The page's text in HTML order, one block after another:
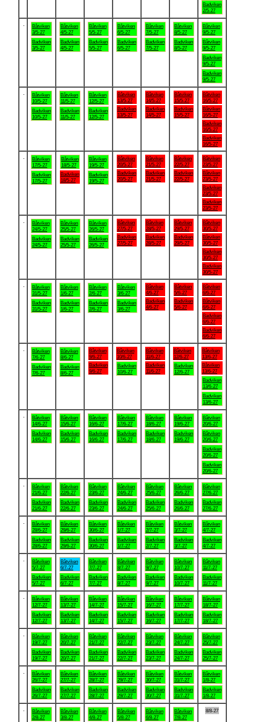
Badviken
2/5-27
Båtviken
3/5-27
Badviken
3/5-27
Båtviken
4/5-27
Badviken
4/5-27
Båtviken
5/5-27
Badviken
5/5-27
Båtviken
6/5-27
Badviken
6/5-27
Båtviken
7/5-27
Badviken
7/5-27
Båtviken
8/5-27
Badviken
8/5-27
Båtviken
9/5-27
Båtviken
9/5-27
Badviken
9/5-27
Badviken
9/5-27
Båtviken
10/5-27
Badviken
10/5-27
Båtviken
11/5-27
Badviken
11/5-27
Båtviken
12/5-27
Badviken
12/5-27
Båtviken
13/5-27
Badviken
13/5-27
Båtviken
14/5-27
Badviken
14/5-27
Båtviken
15/5-27
Badviken
15/5-27
Båtviken
16/5-27
Båtviken
16/5-27
Badviken
16/5-27
Badviken
16/5-27
Båtviken
17/5-27
Badviken
17/5-27
Båtviken
18/5-27
Badviken
18/5-27
Båtviken
19/5-27
Badviken
19/5-27
Båtviken
20/5-27
Badviken
20/5-27
Båtviken
21/5-27
Badviken
21/5-27
Båtviken
22/5-27
Badviken
22/5-27
Båtviken
23/5-27
Båtviken
23/5-27
Badviken
23/5-27
Badviken
23/5-27
Båtviken
24/5-27
Badviken
24/5-27
Båtviken
25/5-27
Badviken
25/5-27
Båtviken
26/5-27
Badviken
26/5-27
Båtviken
27/5-27
Badviken
27/5-27
Båtviken
28/5-27
Badviken
28/5-27
Båtviken
29/5-27
Badviken
29/5-27
Båtviken
30/5-27
Båtviken
30/5-27
Badviken
30/5-27
Badviken
30/5-27
Båtviken
31/5-27
Badviken
31/5-27
Båtviken
1/6-27
Badviken
1/6-27
Båtviken
2/6-27
Badviken
2/6-27
Båtviken
3/6-27
Badviken
3/6-27
Båtviken
4/6-27
Badviken
4/6-27
Båtviken
5/6-27
Badviken
5/6-27
Båtviken
6/6-27
Båtviken
6/6-27
Badviken
6/6-27
Badviken
6/6-27
Båtviken
7/6-27
Badviken
7/6-27
Båtviken
8/6-27
Badviken
8/6-27
Båtviken
9/6-27
Badviken
9/6-27
Båtviken
10/6-27
Badviken
10/6-27
Båtviken
11/6-27
Badviken
11/6-27
Båtviken
12/6-27
Badviken
12/6-27
Båtviken
13/6-27
Båtviken
13/6-27
Badviken
13/6-27
Badviken
13/6-27
Båtviken
14/6-27
Badviken
14/6-27
Båtviken
15/6-27
Badviken
15/6-27
Båtviken
16/6-27
Badviken
16/6-27
Båtviken
17/6-27
Badviken
17/6-27
Båtviken
18/6-27
Badviken
18/6-27
Båtviken
19/6-27
Badviken
19/6-27
Båtviken
20/6-27
Båtviken
20/6-27
Badviken
20/6-27
Badviken
20/6-27
Båtviken
21/6-27
Badviken
21/6-27
Båtviken
22/6-27
Badviken
22/6-27
Båtviken
23/6-27
Badviken
23/6-27
Båtviken
24/6-27
Badviken
24/6-27
Båtviken
25/6-27
Badviken
25/6-27
Båtviken
26/6-27
Badviken
26/6-27
Båtviken
27/6-27
Badviken
27/6-27
Båtviken
28/6-27
Badviken
28/6-27
Båtviken
29/6-27
Badviken
29/6-27
Båtviken
30/6-27
Badviken
30/6-27
Båtviken
1/7-27
Badviken
1/7-27
Båtviken
2/7-27
Badviken
2/7-27
Båtviken
3/7-27
Badviken
3/7-27
Båtviken
4/7-27
Badviken
4/7-27
Båtviken
5/7-27
Badviken
5/7-27
Båtviken
6/7-27
Badviken
6/7-27
Båtviken
7/7-27
Badviken
7/7-27
Båtviken
8/7-27
Badviken
8/7-27
Båtviken
9/7-27
Badviken
9/7-27
Båtviken
10/7-27
Badviken
10/7-27
Båtviken
11/7-27
Badviken
11/7-27
Båtviken
12/7-27
Badviken
12/7-27
Båtviken
13/7-27
Badviken
13/7-27
Båtviken
14/7-27
Badviken
14/7-27
Båtviken
15/7-27
Badviken
15/7-27
Båtviken
16/7-27
Badviken
16/7-27
Båtviken
17/7-27
Badviken
17/7-27
Båtviken
18/7-27
Badviken
18/7-27
Båtviken
19/7-27
Badviken
19/7-27
Båtviken
20/7-27
Badviken
20/7-27
Båtviken
21/7-27
Badviken
21/7-27
Båtviken
22/7-27
Badviken
22/7-27
Båtviken
23/7-27
Badviken
23/7-27
Båtviken
24/7-27
Badviken
24/7-27
Båtviken
25/7-27
Badviken
25/7-27
Båtviken
26/7-27
Badviken
26/7-27
Båtviken
27/7-27
Badviken
27/7-27
Båtviken
28/7-27
Badviken
28/7-27
Båtviken
29/7-27
Badviken
29/7-27
Båtviken
30/7-27
Badviken
30/7-27
Båtviken
31/7-27
Badviken
31/7-27
Båtviken
1/8-27
Badviken
1/8-27
Båtviken
2/8-27
Båtviken
3/8-27
Båtviken
4/8-27
Båtviken
5/8-27
Båtviken
6/8-27
Båtviken
7/8-27
8/8-27